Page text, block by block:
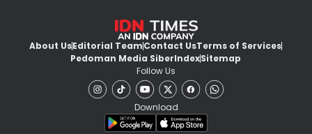
About UsEditorial TeamContact UsTerms of Services
Pedoman Media SiberIndexSitemap
Follow Us
Download